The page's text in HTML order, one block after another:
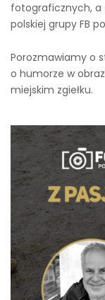
fotograficznych, a
polskiej grupy FB
Porozmawiamy o
o humorze w
miejskim zgiełku.